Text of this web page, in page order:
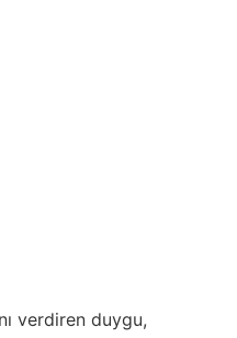
verdiren duygu,